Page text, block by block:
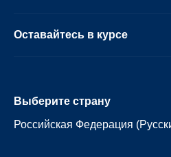
Оставайтесь в курсе
Выберите страну
Российская Федерация